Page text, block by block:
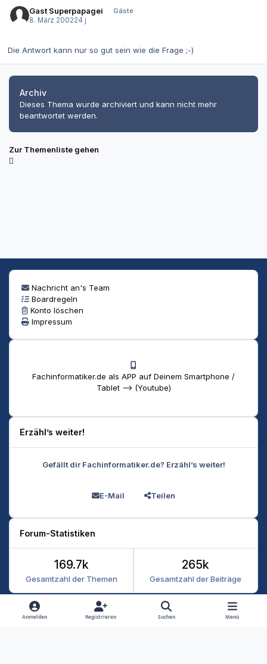
Gast Superpapagei
Gäste
8. März 200224 j
Die Antwort kann nur so gut sein wie die Frage ;-)
Archiv
Dieses Thema wurde archiviert und kann nicht mehr
beantwortet werden.
Zur Themenliste gehen
Nachricht an's Team
Boardregeln
Konto löschen
Impressum
Fachinformatiker.de als APP auf Deinem Smartphone /
Tablet --> (Youtube)
Erzähl’s weiter!
Gefällt dir Fachinformatiker.de? Erzähl’s weiter!
E-Mail Teilen
Forum-Statistiken
Gesamtzahl der Themen
169.7k
Gesamtzahl der Beiträge
265k
Heller Modus
Dunkler Modus
Systemeinstellung
Anmelden Registrieren Suchen Menü